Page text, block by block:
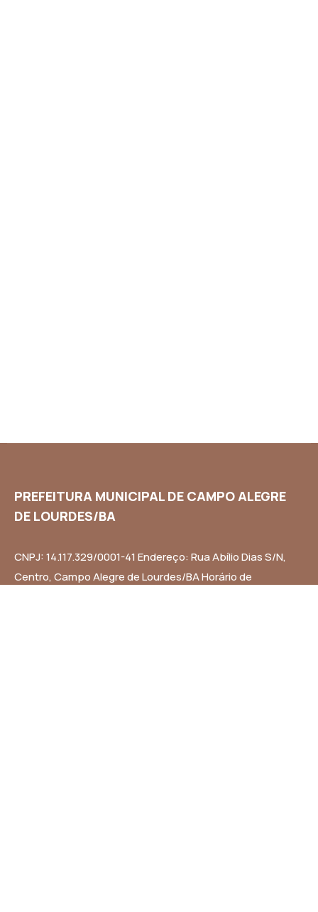
PREFEITURA MUNICIPAL DE CAMPO ALEGRE
DE LOURDES/BA
CNPJ: 14.117.329/0001-41 Endereço: Rua Abílio Dias S/N,
Centro, Campo Alegre de Lourdes/BA Horário de